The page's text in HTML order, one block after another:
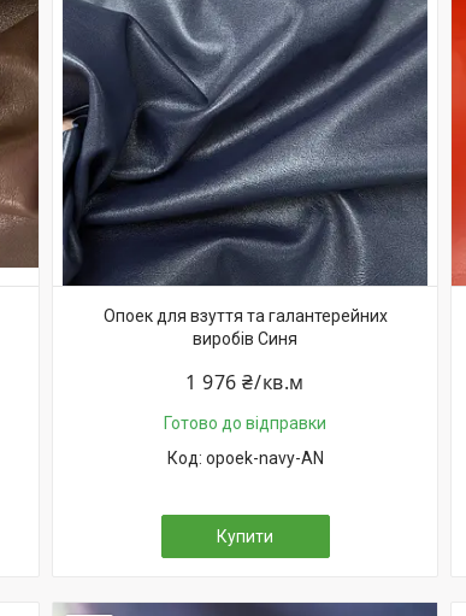
Опоек для взуття та галантерейних
виробів Синя
1 976 ₴/кв.м
Готово до відправки
opoek-navy-AN
Купити